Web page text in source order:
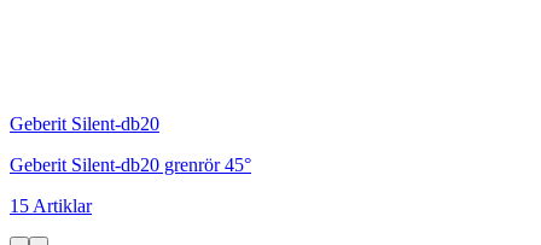
Geberit Silent-db20
Geberit Silent-db20 grenrör 45°
15 Artiklar